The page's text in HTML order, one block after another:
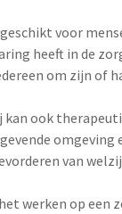
voor
heeft in de
om zijn of
ook
van
werken op een